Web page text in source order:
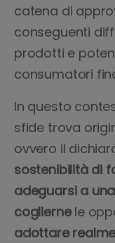
catena di
conseguenti
prodotti e
consumatori
In questo
sfide trova
ovvero il
sostenibilità di
adeguarsi a
cogliernele
adottare